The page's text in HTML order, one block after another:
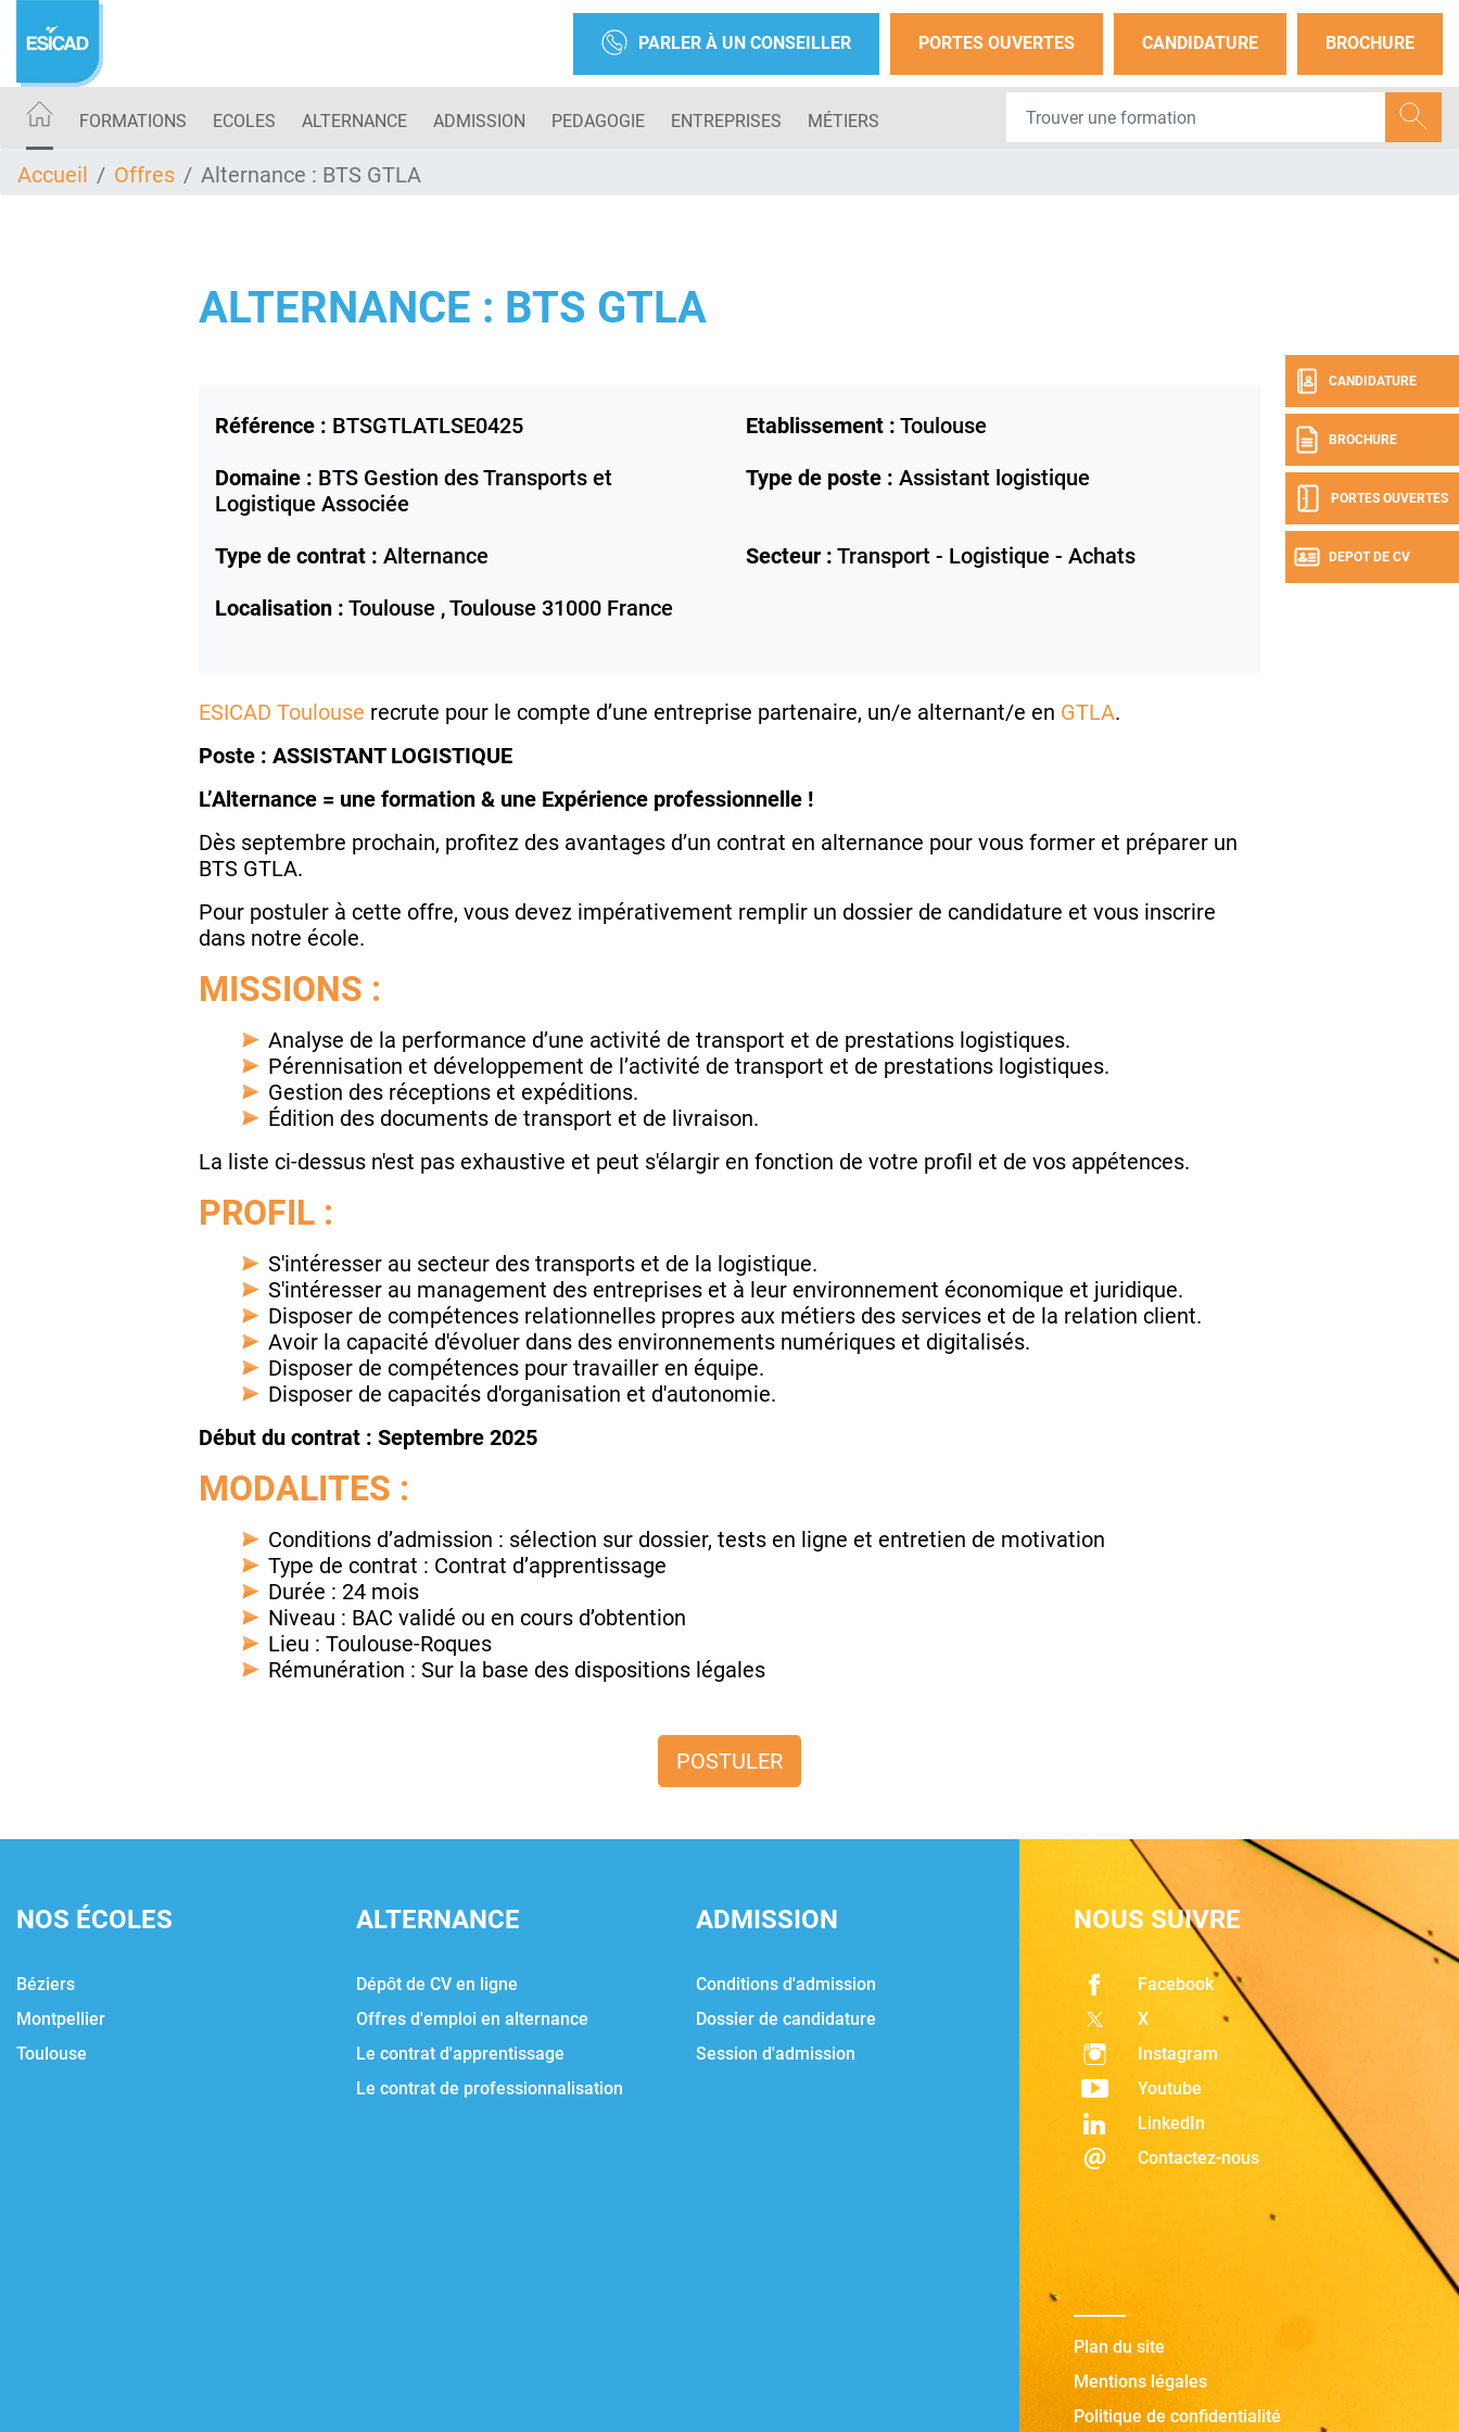
contenu
PARLER À UN CONSEILLER PORTES OUVERTES CANDIDATURE BROCHURE
FORMATIONS ECOLES ALTERNANCE ADMISSION PEDAGOGIE ENTREPRISES MÉTIERS
CANDIDATURE
BROCHURE
PORTES OUVERTES
DEPOT DE CV
Accueil Offres Alternance : BTS GTLA
ALTERNANCE : BTS GTLA
Référence : BTSGTLATLSE0425 Etablissement : Toulouse
Domaine : BTS Gestion des Transports et
Logistique Associée
Type de poste : Assistant logistique
Type de contrat : Alternance Secteur : Transport - Logistique - Achats
Localisation : Toulouse ,Toulouse 31000 France
ESICAD Toulouse recrute pour le compte d’une entreprise partenaire, un/e alternant/e en GTLA.
Poste : ASSISTANT LOGISTIQUE
L’Alternance = une formation & une Expérience professionnelle !
Dès septembre prochain, profitez des avantages d’un contrat en alternance pour vous former et préparer un
BTS GTLA.
Pour postuler à cette offre, vous devez impérativement remplir un dossier de candidature et vous inscrire
dans notre école.
MISSIONS :
Analyse de la performance d’une activité de transport et de prestations logistiques.
Pérennisation et développement de l’activité de transport et de prestations logistiques.
Gestion des réceptions et expéditions.
Édition des documents de transport et de livraison.
La liste ci-dessus n'est pas exhaustive et peut s'élargir en fonction de votre profil et de vos appétences.
PROFIL :
S'intéresser au secteur des transports et de la logistique.
S'intéresser au management des entreprises et à leur environnement économique et juridique.
Disposer de compétences relationnelles propres aux métiers des services et de la relation client.
Avoir la capacité d'évoluer dans des environnements numériques et digitalisés.
Disposer de compétences pour travailler en équipe.
Disposer de capacités d'organisation et d'autonomie.
Début du contrat : Septembre 2025
MODALITES :
Conditions d’admission : sélection sur dossier, tests en ligne et entretien de motivation
Type de contrat : Contrat d’apprentissage
Durée : 24 mois
Niveau : BAC validé ou en cours d’obtention
Lieu : Toulouse-Roques
Rémunération : Sur la base des dispositions légales
POSTULER
NOS ÉCOLES
Béziers
Montpellier
Toulouse
ALTERNANCE
Dépôt de CV en ligne
Offres d'emploi en alternance
Le contrat d'apprentissage
Le contrat de professionnalisation
ADMISSION
Conditions d'admission
Dossier de candidature
Session d'admission
NOUS SUIVRE
Facebook
X
Instagram
Youtube
LinkedIn
Contactez-nous
Plan du site
Mentions légales
Politique de confidentialité